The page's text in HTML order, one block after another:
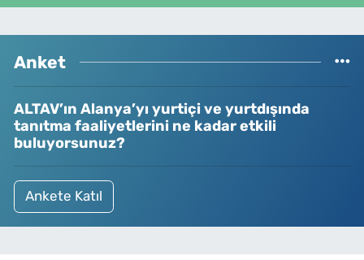
Anket
ALTAV’ın Alanya’yı yurtiçi ve yurtdışında
tanıtma faaliyetlerini ne kadar etkili
buluyorsunuz?
Ankete Katıl